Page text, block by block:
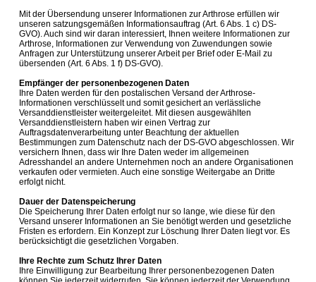
Mit der Übersendung unserer Informationen zur Arthrose erfüllen wir
unseren satzungsgemäßen Informationsauftrag (Art. 6 Abs. 1 c) DS-
GVO). Auch sind wir daran interessiert, Ihnen weitere Informationen zur
Arthrose, Informationen zur Verwendung von Zuwendungen sowie
Anfragen zur Unterstützung unserer Arbeit per Brief oder E-Mail zu
übersenden (Art. 6 Abs. 1 f) DS-GVO).
Empfänger der personenbezogenen Daten
Ihre Daten werden für den postalischen Versand der Arthrose-
Informationen verschlüsselt und somit gesichert an verlässliche
Versanddienstleister weitergeleitet. Mit diesen ausgewählten
Versanddienstleistern haben wir einen Vertrag zur
Auftragsdatenverarbeitung unter Beachtung der aktuellen
Bestimmungen zum Datenschutz nach der DS-GVO abgeschlossen. Wir
versichern Ihnen, dass wir Ihre Daten weder im allgemeinen
Adresshandel an andere Unternehmen noch an andere Organisationen
verkaufen oder vermieten. Auch eine sonstige Weitergabe an Dritte
erfolgt nicht.
Dauer der Datenspeicherung
Die Speicherung Ihrer Daten erfolgt nur so lange, wie diese für den
Versand unserer Informationen an Sie benötigt werden und gesetzliche
Fristen es erfordern. Ein Konzept zur Löschung Ihrer Daten liegt vor. Es
berücksichtigt die gesetzlichen Vorgaben.
Ihre Rechte zum Schutz Ihrer Daten
Ihre Einwilligung zur Bearbeitung Ihrer personenbezogenen Daten